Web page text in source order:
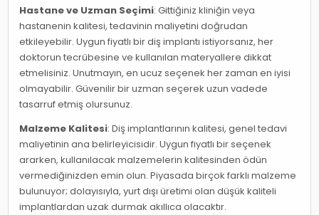
Hastane ve Uzman Seçimi: Gittiğiniz kliniğin veya
hastanenin kalitesi, tedavinin maliyetini doğrudan
etkileyebilir. Uygun fiyatlı bir diş implantı istiyorsanız, her
doktorun tecrübesine ve kullanılan materyallere dikkat
etmelisiniz. Unutmayın, en ucuz seçenek her zaman en iyisi
olmayabilir. Güvenilir bir uzman seçerek uzun vadede
tasarruf etmiş olursunuz.
Malzeme Kalitesi: Diş implantlarının kalitesi, genel tedavi
maliyetinin ana belirleyicisidir. Uygun fiyatlı bir seçenek
ararken, kullanılacak malzemelerin kalitesinden ödün
vermediğinizden emin olun. Piyasada birçok farklı malzeme
bulunuyor; dolayısıyla, yurt dışı üretimi olan düşük kaliteli
implantlardan uzak durmak akıllıca olacaktır.